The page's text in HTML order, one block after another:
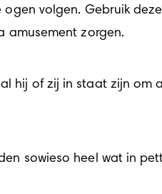
volgen. Gebruik
amusement zorgen.
hij of zij in staat zijn om
sowieso heel wat in